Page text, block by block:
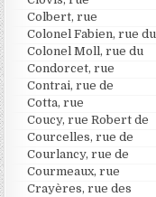
Colbert, rue
Colonel Fabien, rue du
Colonel Moll, rue du
Condorcet, rue
Contrai, rue de
Cotta, rue
Coucy, rue Robert de
Courcelles, rue de
Courlancy, rue de
Courmeaux, rue
Crayères, rue des